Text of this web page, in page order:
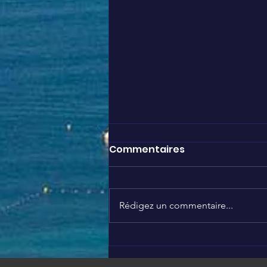
Initiative solidaire 🥰
Commentaires
Rédigez un commentaire...